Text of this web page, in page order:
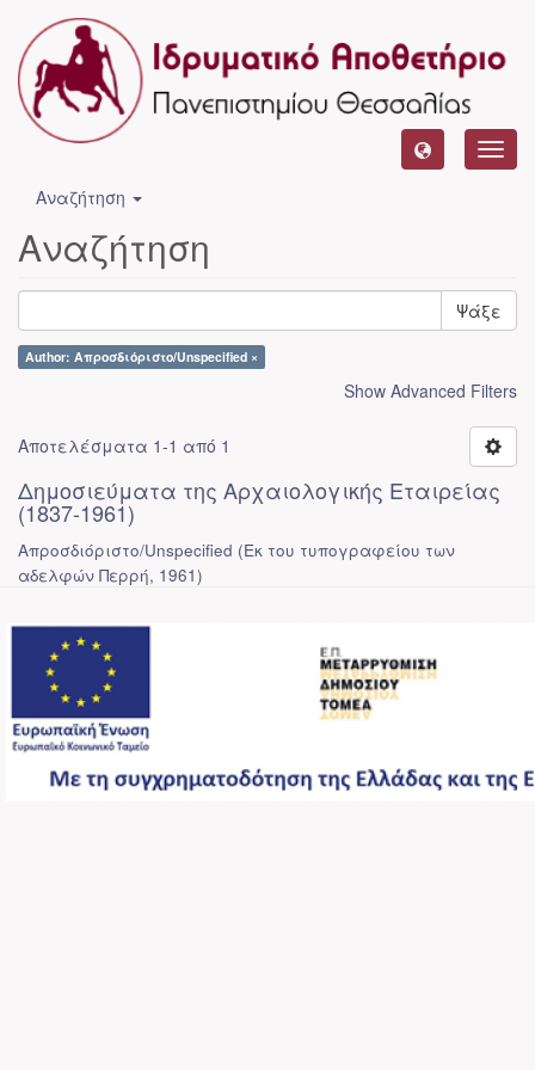
Αναζήτηση
Αναζήτηση
Ψάξε
Author: Απροσδιόριστο/Unspecified ×
Show Advanced Filters
Αποτελέσματα 1-1 από 1
Δημοσιεύματα της Αρχαιολογικής Εταιρείας
(1837-1961)
Απροσδιόριστο/Unspecified (Εκ του τυπογραφείου των
αδελφών Περρή, 1961)